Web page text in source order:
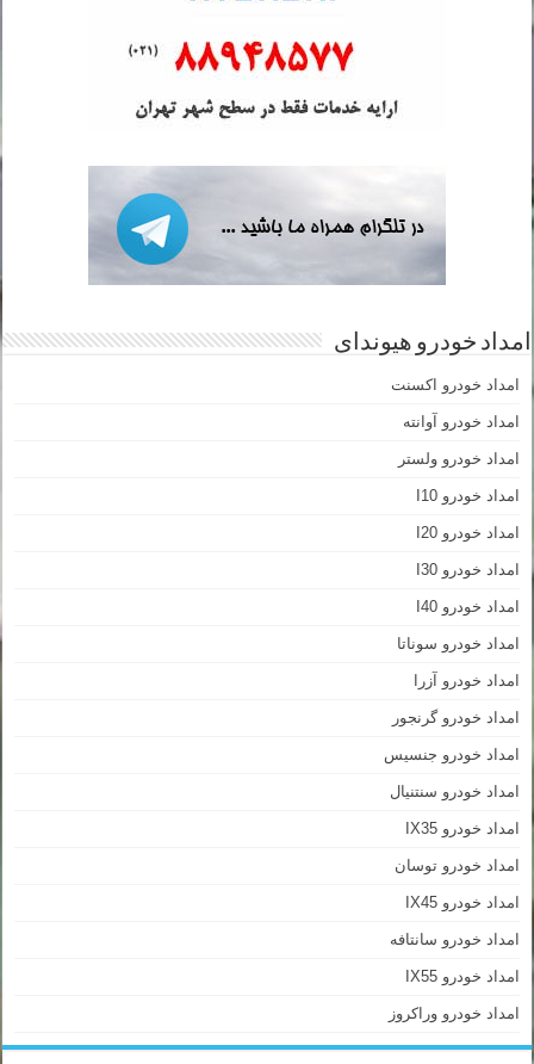
امداد خودرو هیوندای
امداد خودرو اکسنت
امداد خودرو آوانته
امداد خودرو ولستر
امداد خودرو I10
امداد خودرو I20
امداد خودرو I30
امداد خودرو I40
امداد خودرو سوناتا
امداد خودرو آزرا
امداد خودرو گرنجور
امداد خودرو جنسیس
امداد خودرو سنتنیال
امداد خودرو IX35
امداد خودرو توسان
امداد خودرو IX45
امداد خودرو سانتافه
امداد خودرو IX55
امداد خودرو وراکروز